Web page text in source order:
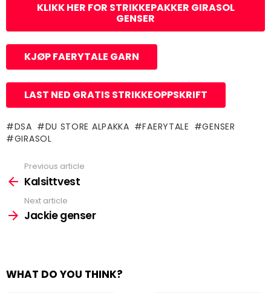
KLIKK HER FOR STRIKKEPAKKER GIRASOL
GENSER
KJØP FAERYTALE GARN
LAST NED GRATIS STRIKKEOPPSKRIFT
DSA DU STORE ALPAKKA FAERYTALE
GENSER
GIRASOL
more
Previous article
Kalsittvest
Next article
Jackie genser
WHAT DO YOU THINK?